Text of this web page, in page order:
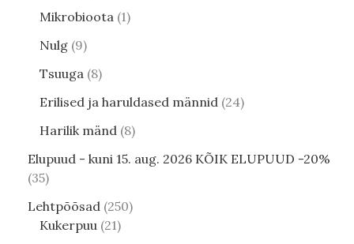
Mikrobioota 1
Nulg 9
Tsuuga 8
Erilised ja haruldased männid 24
Harilik mänd 8
Elupuud - kuni 15. aug. 2026 KÕIK ELUPUUD -20%
35
Lehtpõõsad 250
Kukerpuu 21